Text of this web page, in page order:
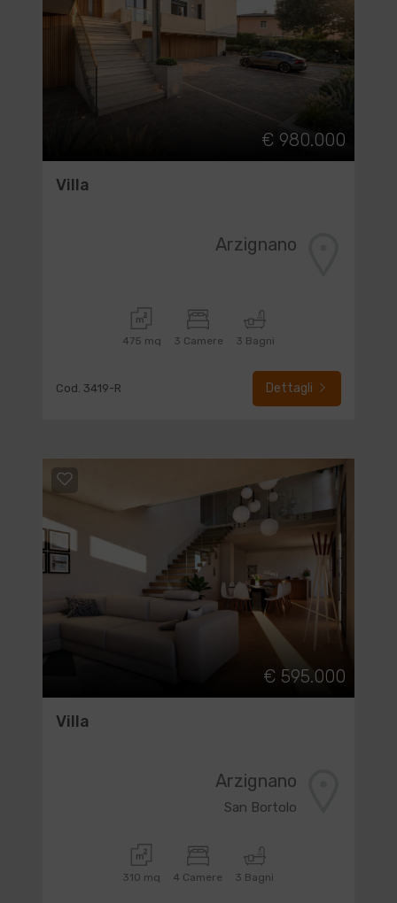
€ 980.000
Villa
Arzignano
475 mq 3 Camere 3 Bagni
Cod. 3419-R Dettagli
€ 595.000
Villa
Arzignano
San Bortolo
310 mq 4 Camere 3 Bagni